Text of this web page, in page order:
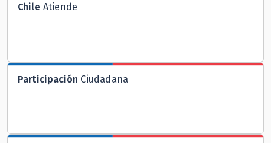
Chile Atiende
Participación Ciudadana